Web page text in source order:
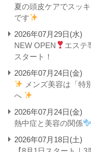
夏の頭皮ケアでスッ
です
2026年07月29日(水)
NEW OPEN
エステ
スタート！
2026年07月24日(金)
メンズ美容は「特
へ
2026年07月24日(金)
熱中症と美容の関係
2026年07月18日(土)